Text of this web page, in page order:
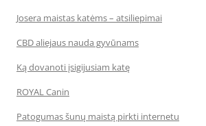
Josera maistas katėms – atsiliepimai
CBD aliejaus nauda gyvūnams
Ką dovanoti įsigijusiam katę
ROYAL Canin
Patogumas šunų maistą pirkti internetu